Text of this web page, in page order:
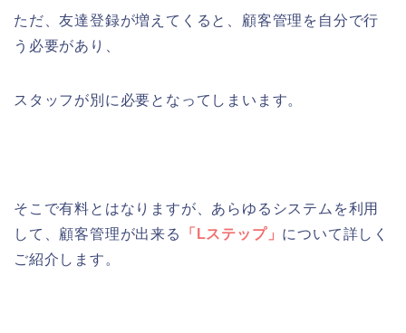
ただ、友達登録が増えてくると、顧客管理を自分で行
う必要があり、
スタッフが別に必要となってしまいます。
そこで有料とはなりますが、あらゆるシステムを利用
して、顧客管理が出来る
「Lステップ」 について詳しく
ご紹介します。